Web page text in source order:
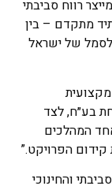
רווח סביבתי
מתקדם – בין
לסמל של ישראל
בע״ח, לצד
המהלכים
הפרויקט.”
והחינוכי